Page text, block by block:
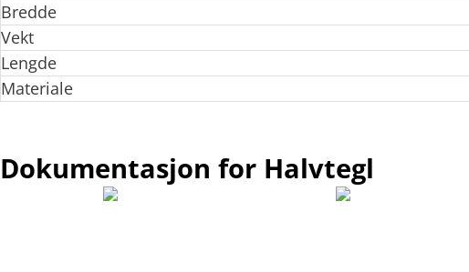
Bredde
Vekt
Lengde
Materiale
Dokumentasjon for Halvtegl